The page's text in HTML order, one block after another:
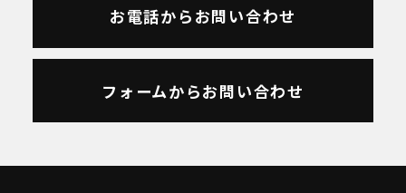
お電話からお問い合わせ
フォームからお問い合わせ